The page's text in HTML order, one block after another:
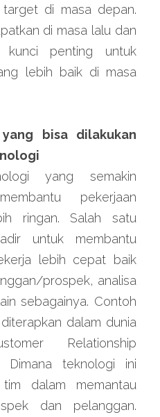
di masa depan.
di masa lalu dan
kunci penting untuk
lebih baik di masa
bisa dilakukan
yang semakin
pekerjaan
ringan. Salah satu
untuk membantu
lebih cepat baik
prospek, analisa
sebagainya. Contoh
dalam dunia
Relationship
Dimana teknologi ini
dalam memantau
dan pelanggan.